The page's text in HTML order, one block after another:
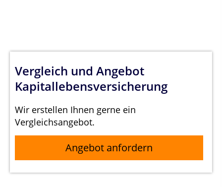
Vergleich und Angebot
Kapitallebensversicherung
Wir erstellen Ihnen gerne ein
Vergleichsangebot.
Angebot anfordern